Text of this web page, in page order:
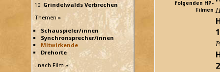
Grindelwalds Verbrechen
Themen »
Schauspieler/innen
Synchronsprecher/innen
Mitwirkende
Drehorte
..nach Film »
folgenden HP-
Filmen
1
2